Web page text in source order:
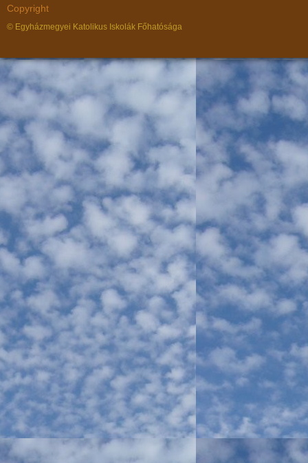
Copyright
© Egyházmegyei Katolikus Iskolák Főhatósága